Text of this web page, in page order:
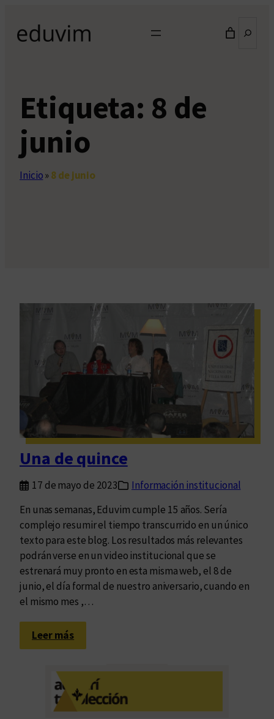
contenido
Etiqueta: 8 de
junio
Inicio»8 de junio
Una de quince
17 de mayo de 2023
Información institucional
En unas semanas, Eduvim cumple 15 años. Sería
complejo resumir el tiempo transcurrido en un único
texto para este blog. Los resultados más relevantes
podrán verse en un video institucional que se
estrenará muy pronto en esta misma web, el 8 de
junio, el día formal de nuestro aniversario, cuando en
el mismo mes ,…
Leer más:
U
d
e